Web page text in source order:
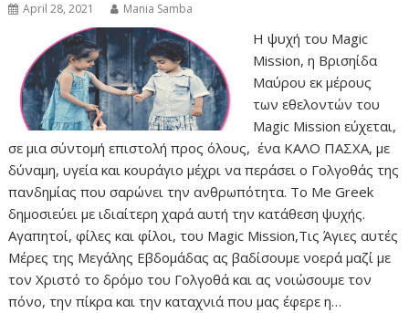
April 28, 2021 Mania Samba
Η ψυχή του Magic
Mission, η Βρισηίδα
Μαύρου εκ μέρους
των εθελοντών του
Magic Mission εύχεται,
σε μια σύντομή επιστολή προς όλους, ένα ΚΑΛΟ ΠΑΣΧΑ, με
δύναμη, υγεία και κουράγιο μέχρι να περάσει ο Γολγοθάς της
πανδημίας που σαρώνει την ανθρωπότητα. Το Me Greek
δημοσιεύει με ιδιαίτερη χαρά αυτή την κατάθεση ψυχής.
Αγαπητοί, φίλες και φίλοι, του Magic Mission,Τις Άγιες αυτές
Μέρες της Μεγάλης Εβδομάδας ας βαδίσουμε νοερά μαζί με
τον Χριστό το δρόμο του Γολγοθά και ας νοιώσουμε τον
πόνο, την πίκρα και την καταχνιά που μας έφερε η…